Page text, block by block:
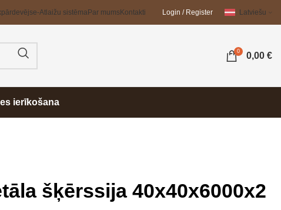
e-Atlaižu sistēmaPar mumsKontakti Login / Register Latviešu
0 0,00 €
ierīkošana
šķērssija 40x40x6000x2